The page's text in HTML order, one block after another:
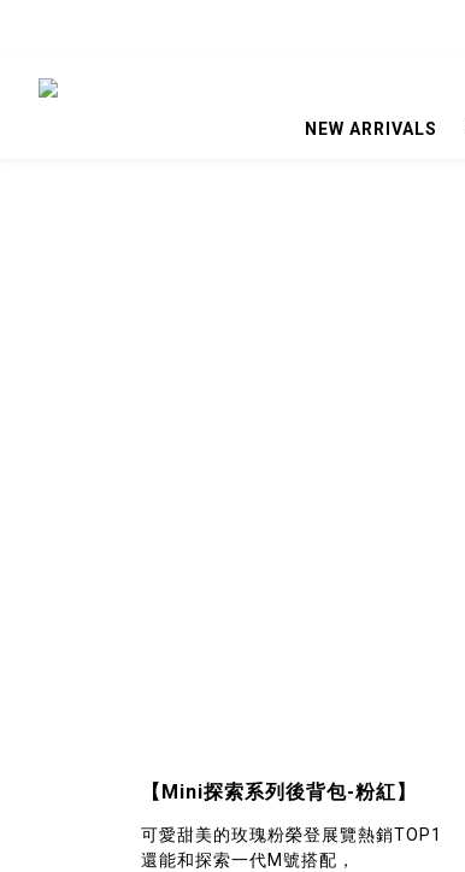
NEW ARRIVALS
【Mini探索系列後背包-粉紅】
可愛甜美的玫瑰粉榮登展覽熱銷TOP1
還能和探索一代M號搭配，